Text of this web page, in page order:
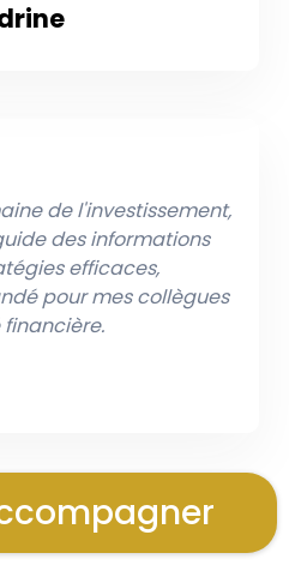
de l'investissement,
des informations
efficaces,
pour mes collègues